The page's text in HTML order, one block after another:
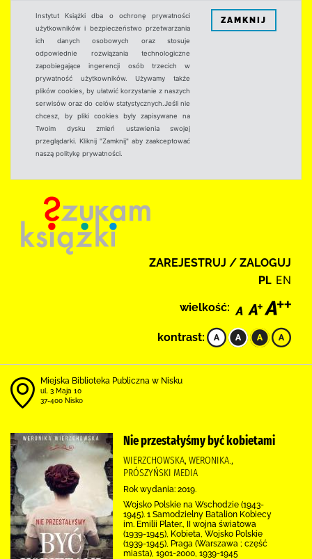
Instytut Książki dba o ochronę prywatności
użytkowników i bezpieczeństwo przetwarzania
ich danych osobowych oraz stosuje
odpowiednie rozwiązania technologiczne
zapobiegające ingerencji osób trzecich w
prywatność użytkowników. Używamy także
plików cookies, by ułatwić korzystanie z naszych
serwisów oraz do celów statystycznych.Jeśli nie
chcesz, by pliki cookies były zapisywane na
Twoim dysku zmień ustawienia swojej
przeglądarki. Kliknij "Zamknij" aby zaakceptować
naszą politykę prywatności.
ZAMKNIJ
ZAREJESTRUJ / ZALOGUJ
PL EN
wielkość:
kontrast:
Miejska Biblioteka Publiczna w Nisku
ul. 3 Maja 10
37-400 Nisko
Nie przestałyśmy być kobietami
WIERZCHOWSKA, WERONIKA.,
PRÓSZYŃSKI MEDIA
Rok wydania: 2019.
Wojsko Polskie na Wschodzie (1943-
1945). 1 Samodzielny Batalion Kobiecy
im. Emilii Plater., II wojna światowa
(1939-1945), Kobieta, Wojsko Polskie
(1939-1945), Praga (Warszawa ; część
miasta), 1901-2000, 1939-1945